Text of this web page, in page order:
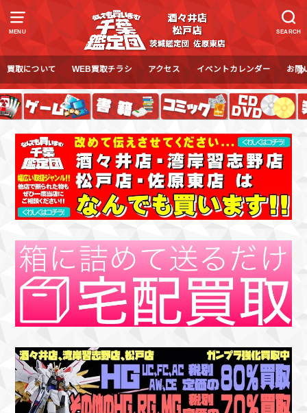
MENU SEARCH
買取について WEB買取チラシ アクセス イベントカレンダー お問